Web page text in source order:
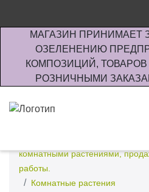
МАГАЗИН ПРИНИМАЕТ
ОЗЕЛЕНЕНИЮ
КОМПОЗИЦИЙ,
РОЗНИЧНЫМИ
комнатными растениями,
работы.
Комнатные растения